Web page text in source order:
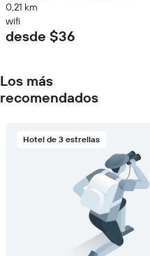
0,21 km
wifi
desde $36
Los más
recomendados
Hotel de 3 estrellas